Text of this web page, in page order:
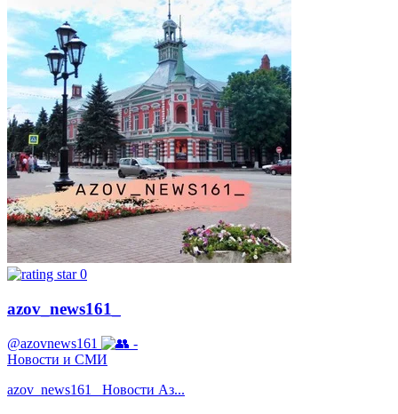
0
azov_news161_
@azovnews161
-
Новости и СМИ
azov_news161_ Новости Аз...